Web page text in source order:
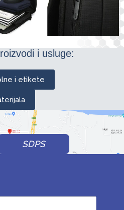
i usluge:
i etikete
SDPS